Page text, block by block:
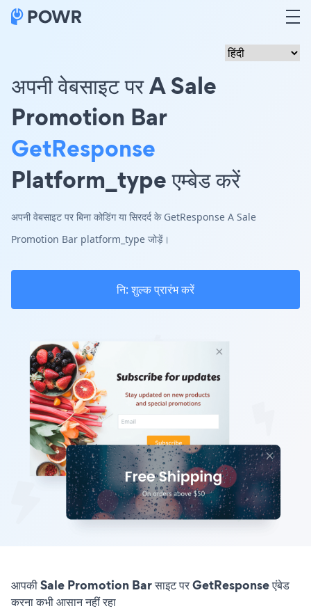
अपनी वेबसाइट पर A Sale
Promotion Bar
GetResponse
Platform_type एम्बेड करें
अपनी वेबसाइट पर बिना कोडिंग या सिरदर्द के GetResponse A Sale
Promotion Bar platform_type जोड़ें।
नि: शुल्क प्रारंभ करें
आपकी Sale Promotion Bar साइट पर GetResponse एंबेड
करना कभी आसान नहीं रहा